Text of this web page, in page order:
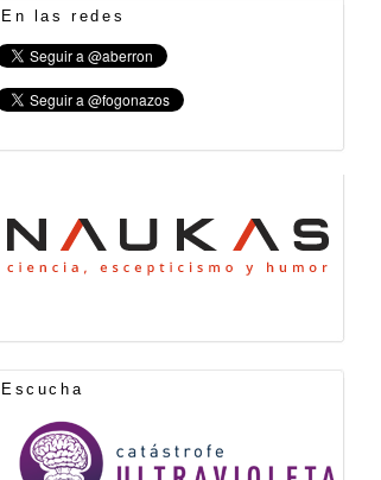
En las redes
Escucha